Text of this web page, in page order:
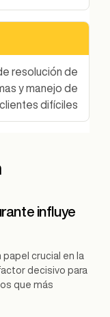
resolución de
y manejo de
clientes difíciles
influye
crucial en la
decisivo para
que más